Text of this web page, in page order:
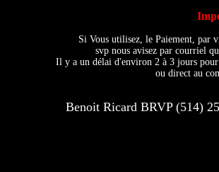
Si Vous utilisez, le Paiement, par
svp nous avisez par courriel
Il y a un délai d'environ 2 à 3 jours
ou direct au
Benoit Ricard BRVP (514)